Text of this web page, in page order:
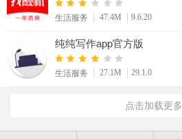
生活服务 47.4M 9.6.20
纯纯写作app官方版
生活服务 27.1M 29.1.0
点击加载更多